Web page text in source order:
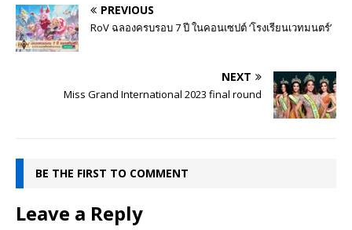
PREVIOUS
RoV ฉลองครบรอบ 7 ปี ในคอนเซปต์ ‘โรงเรียนเวทมนตร์’
NEXT
Miss Grand International 2023 final round
BE THE FIRST TO COMMENT
Leave a Reply